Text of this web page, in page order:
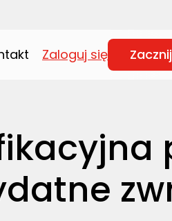
Zaloguj się